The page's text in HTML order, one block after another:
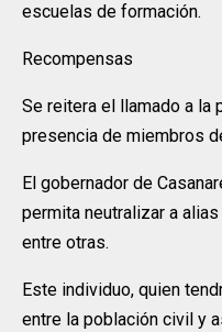
escuelas de formación.
Recompensas
Se reitera el llamado a la
presencia de miembros
El gobernador de
permita neutralizar a
entre otras.
Este individuo, quien
entre la población civil y